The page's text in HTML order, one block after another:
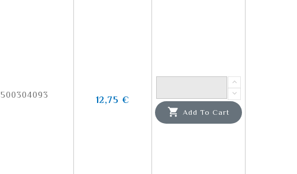
500304093 12,75 €
 Add To Cart